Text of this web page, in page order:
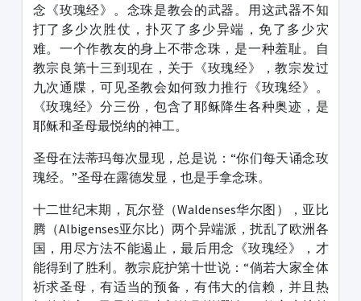
念《玫瑰经》。念珠是教会的武器。用这武器不知
打了多少次胜仗，扑灭了多少异端，免了多少灾
难。一个作教友的身上不带念珠，是一种羞耻。自
教宗良第十三到现在，关于《玫瑰经》，教宗发过
九次通牒，可见圣教会如何致力推行《玫瑰经》。
《玫瑰经》分三份，包含了耶稣降生各种奥迹，是
耶稣和圣母最悦纳的神工。
圣母在法蒂玛每次显现，总是说：“你们每天诵念玫
瑰经。”圣母在露德发显，也是手拿念珠。
十二世纪末期，瓦尔登（Waldenses华尔图），亚比
腾（Albigenses亚尔比）两个异端派，扰乱了欧洲各
国，用尽方法不能遏止，最后用念《玫瑰经》，才
能得到了胜利。教宗庇护第十世说：“倘若大家全体
祈求圣母，有适当的预备，有伟大的信赖，并且热